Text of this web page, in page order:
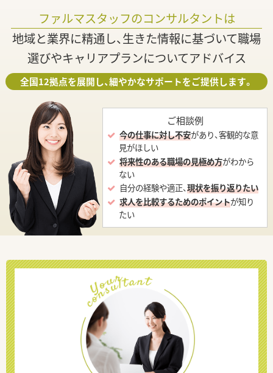
ファルマスタッフのコンサルタントは
地域と業界に精通し、生きた情報に基づいて職場
選びやキャリアプランについてアドバイス
全国12拠点を展開し、細やかなサポートをご提供します。
ご相談例
今の仕事に対し不安があり、客観的な意
見がほしい
将来性のある職場の見極め方がわから
ない
自分の経験や適正、現状を振り返りたい
求人を比較するためのポイントが知り
たい